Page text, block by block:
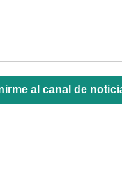
al canal de